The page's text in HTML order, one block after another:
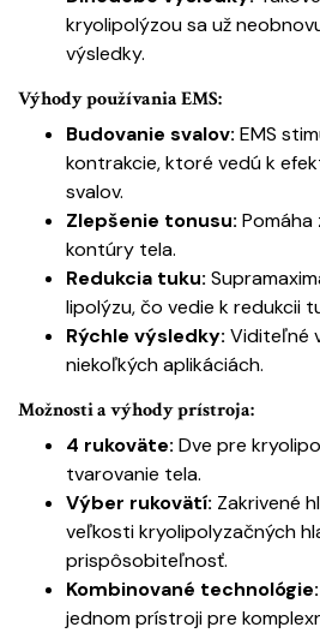
kryolipolýzou sa už
výsledky.
Výhody používania EMS:
Budovanie svalov: EMS
kontrakcie, ktoré vedú k
svalov.
Zlepšenie tonusu:
kontúry tela.
Redukcia tuku:
lipolýzu, čo vedie k redukcii
Rýchle výsledky: Viditeľné
niekoľkých aplikáciách.
Možnosti a výhody prístroja:
4 rukoväte: Dve pre
tvarovanie tela.
Výber rukovätí: Zakrivené
veľkosti kryolipolyzačných
prispôsobiteľnosť.
Kombinované technológie:
jednom prístroji pre